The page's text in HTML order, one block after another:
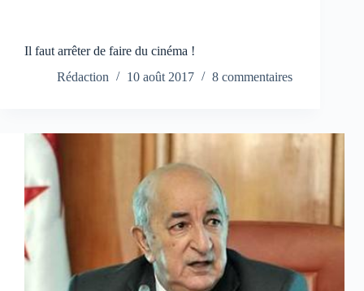
Il faut arrêter de faire du cinéma !
Rédaction
10 août 2017 8 commentaires